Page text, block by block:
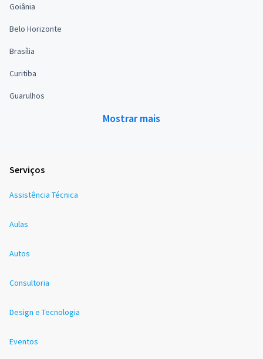
Goiânia
Belo Horizonte
Brasília
Curitiba
Guarulhos
Mostrar mais
Serviços
Assistência Técnica
Aulas
Autos
Consultoria
Design e Tecnologia
Eventos